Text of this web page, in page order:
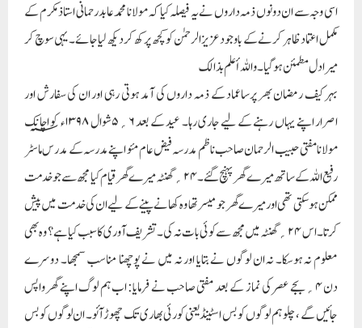
اسی وجہ سے ان دونوں ذمہ داروں نے یہ فیصلہ کیا کہ مولانا محمدعابد رحمانی استاذ مکرم کے
مکمل اعتماد ظاہر کرنے کے باوجود عزیزالرحمٰن کو کچھ پرکھ کر دیکھ لیا جائے۔ یہی سوچ کر
میرا دل مطمئن ہوگیا۔ واللہ أعلم بذالک
بہرکیف رمضان بھر پرساعماد کے ذمہ داروں کی آمد ہوتی رہی اور ان کی سفارش اور
اصرار اپنے یہاں رہنے کے لیے جاری رہا۔ عید کے بعد ۶؍۵شوال ۱۳۹۸ء؁ کو اچانک
مولانامفتی حبیب الرحمان صاحب ناظم مدرسہ فیض عام مئو اپنے مدرسہ کے مدرس ماسٹر
رفیع اللہ کے ساتھ میرے گھر پہنچ گئے۔ ۲۴؍گھنٹہ میرے گھر قیام کیا مجھ سے جو خدمت
ممکن ہوسکتی تھی اور میرے گھر جو میسر تھا وہ کھانے پینے کے لیے ان کی خدمت میں پیش
کرتا۔ اس ۲۴؍گھنٹہ میں مجھ سے کوئی بات نہ کی۔ تشریف آوری کا سبب کیاہے؟ وہ بھی
معلوم نہ ہوسکا۔ نہ ان لوگوں نے بتایا اور نہ میں نے پوچھنا مناسب سمجھا۔ دوسرے
دن ۴؍بجے عصر کی نماز کے بعد مفتی صاحب نے فرمایا: اب ہم لوگ اپنے گھر واپس
جائیں گے ، چلو ہم لوگوں کو بس اسٹینڈ یعنی کورئی بھاری تک چھوڑآئو۔ ان لوگوں کو بس